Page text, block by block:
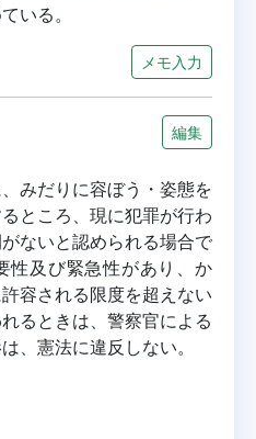
いる。
メモ入力
編集
みだりに容ぼう・姿態を
ところ、現に犯罪が行わ
ないと認められる場合で
性及び緊急性があり、か
容される限度を超えない
るときは、警察官による
、憲法に違反しない。